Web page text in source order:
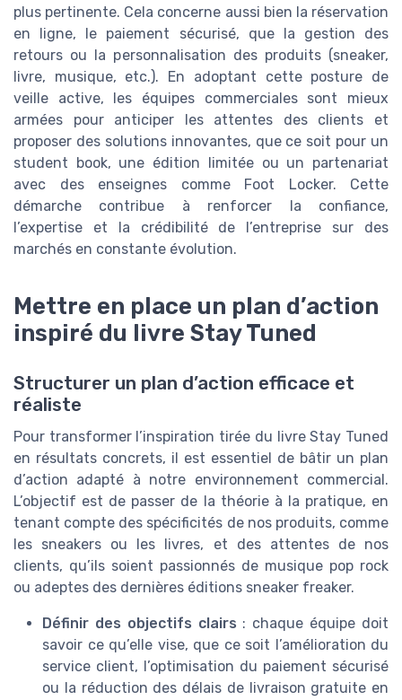
plus pertinente. Cela concerne aussi bien la réservation
en ligne, le paiement sécurisé, que la gestion des
retours ou la personnalisation des produits (sneaker,
livre, musique, etc.). En adoptant cette posture de
veille active, les équipes commerciales sont mieux
armées pour anticiper les attentes des clients et
proposer des solutions innovantes, que ce soit pour un
student book, une édition limitée ou un partenariat
avec des enseignes comme Foot Locker. Cette
démarche contribue à renforcer la confiance,
l’expertise et la crédibilité de l’entreprise sur des
marchés en constante évolution.
Mettre en place un plan d’action
inspiré du livre Stay Tuned
Structurer un plan d’action efficace et
réaliste
Pour transformer l’inspiration tirée du livre Stay Tuned
en résultats concrets, il est essentiel de bâtir un plan
d’action adapté à notre environnement commercial.
L’objectif est de passer de la théorie à la pratique, en
tenant compte des spécificités de nos produits, comme
les sneakers ou les livres, et des attentes de nos
clients, qu’ils soient passionnés de musique pop rock
ou adeptes des dernières éditions sneaker freaker.
Définir des objectifs clairs : chaque équipe doit
savoir ce qu’elle vise, que ce soit l’amélioration du
service client, l’optimisation du paiement sécurisé
ou la réduction des délais de livraison gratuite en